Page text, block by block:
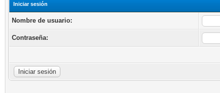
Iniciar sesión
Nombre de usuario:
Contraseña: